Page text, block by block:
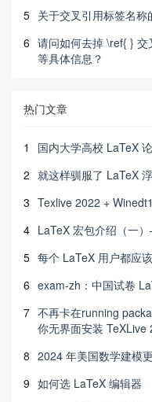
5 关于交叉引用标签名称
6 请问如何去掉 \ref{ }
等具体信息？
热门文章
1
国内大学高校 LaTeX
2 就这样驯服了 LaTeX
3 Texlive 2022 +
4 LaTeX 宏包介绍（一
5 每个 LaTeX 用户都应
6 exam-zh：中国试卷
7 不再卡在running
你无界面安装 TeXLive
8 2024 年美国数学建模
9 如何选 LaTeX 编辑器